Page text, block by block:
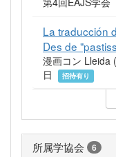
La traducción
Des de
漫画コン Lleida
日
招待有り
所属学協会 6